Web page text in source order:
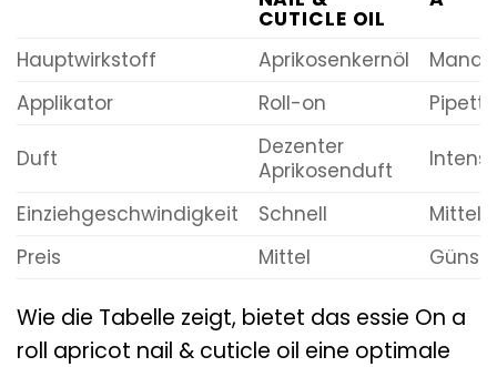
CUTICLE OIL
Hauptwirkstoff Aprikosenkernöl
Applikator
Roll-on Pipette
Duft
Dezenter
Aprikosenduft
Einziehgeschwindigkeit Schnell
Mittel
Preis
Mittel
Wie die Tabelle zeigt, bietet das essie On a
roll apricot nail & cuticle oil eine optimale